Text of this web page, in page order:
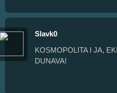
Slavk0
KOSMOPOLITA I JA,
DUNAVA!